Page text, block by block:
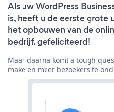
Als uw WordPress
is, heeft u de eerste grote
het opbouwen van de
bedrijf. gefeliciteerd!
Maar daarna komt a tough
make en meer bezoekers te